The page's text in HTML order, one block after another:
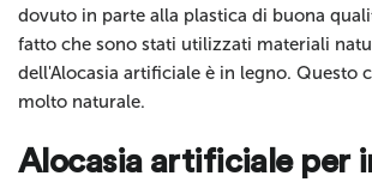
dovuto in parte alla plastica di buona
fatto che sono stati utilizzati materiali
dell'Alocasia artificiale è in legno. Questo
molto naturale.
Alocasia artificiale per